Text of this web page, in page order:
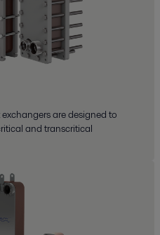
are designed to
and transcritical